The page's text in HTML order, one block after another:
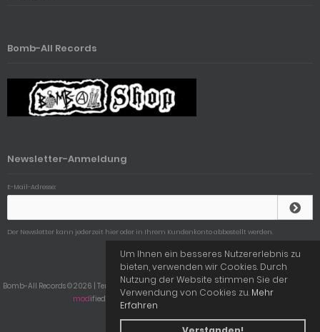
Bomb-All Records
Newsletter-Anmeldung
E-Mail-Adresse:
Der Newsletter kann jederzeit hier oder in Ihrem Kundenkonto abbestellt werden.
Bomb-All Records © 2026 | Template © 2009-2026 bymodified eCommerce Shopsoftware
modified eCommerce Shopsoftware © 2009-2026
Um Ihnen ein besseres Nutzererlebnis zu
bieten, verwenden wir Cookies. Durch
Nutzung der Website stimmen Sie der
Verwendung von Cookies zu. Mehr
Erfahren